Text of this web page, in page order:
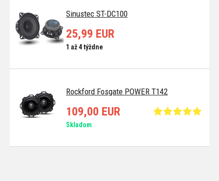
Sinustec ST-DC100
25,99 EUR
1 až 4 týždne
Rockford Fosgate POWER T142
109,00 EUR
Skladom